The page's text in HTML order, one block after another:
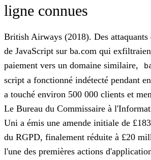
ligne connues
British Airways (2018). Des
de JavaScript sur ba.com qui
paiement vers un domaine similaire,
script a fonctionné indétecté pendant
a touché environ 500 000 clients et
Le Bureau du Commissaire à
Uni a émis une amende initiale de
du RGPD, finalement réduite à £20
l'une des premières actions